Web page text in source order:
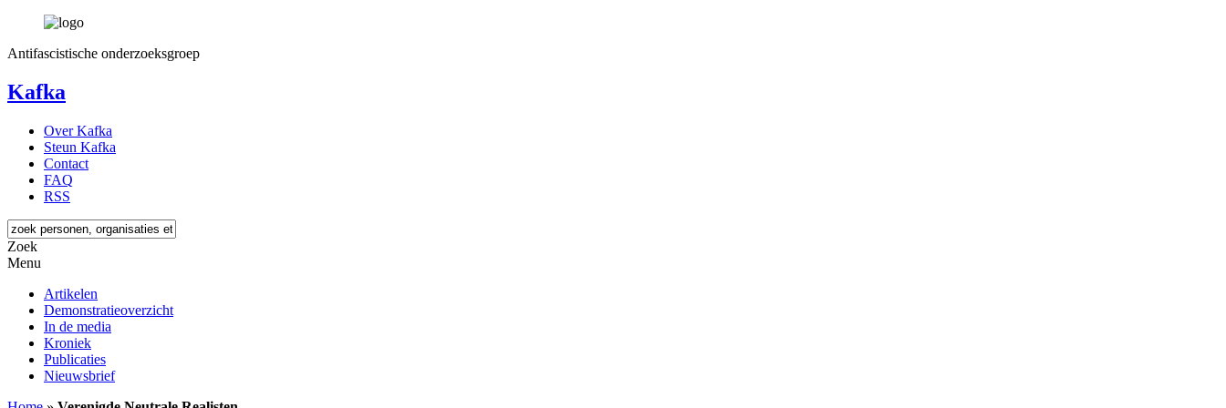
Antifascistische onderzoeksgroep
Kafka
Over Kafka
Steun Kafka
Contact
FAQ
RSS
Zoek
Menu
Artikelen
Demonstratieoverzicht
In de media
Kroniek
Publicaties
Nieuwsbrief